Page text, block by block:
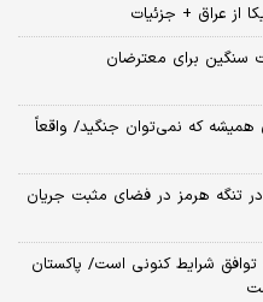
از عراق + جزئیات
سنگین برای معترضان
که نمی‌توان جنگید/ واقعاً
در تنگه هرمز در فضای مثبت جریان
توافق شرایط کنونی است/ پاکستان